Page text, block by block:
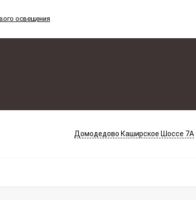
освещения
Домодедово Каширское Шоссе 7А